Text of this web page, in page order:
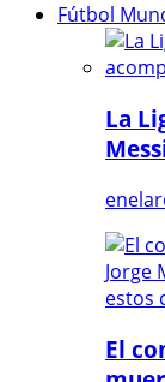
Fútbol
La
El